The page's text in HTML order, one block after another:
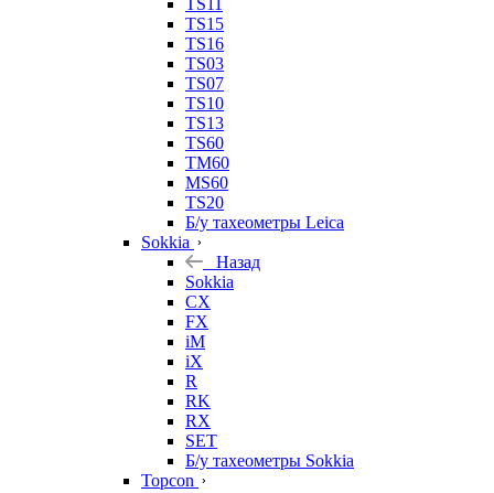
TS11
TS15
TS16
TS03
TS07
TS10
TS13
TS60
TM60
MS60
TS20
Б/у тахеометры Leica
Sokkia
Назад
Sokkia
CX
FX
iM
iX
R
RK
RX
SET
Б/у тахеометры Sokkia
Topcon